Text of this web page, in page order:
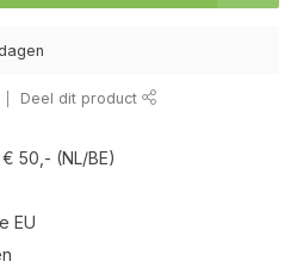
Deel dit product
50,- (NL/BE)
EU